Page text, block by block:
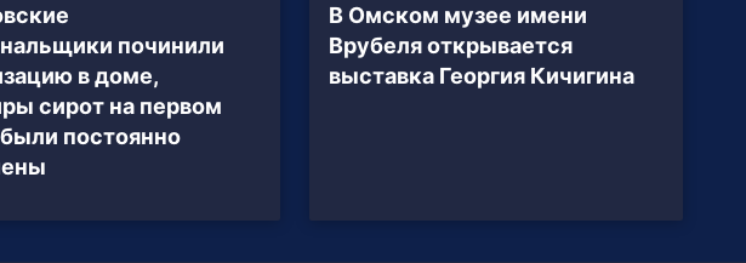
починили
в доме,
сирот на первом
постоянно
В Омском музее имени
Врубеля открывается
выставка Георгия Кичигина